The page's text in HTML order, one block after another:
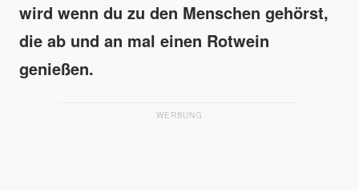
wird wenn du zu den Menschen gehörst,
die ab und an mal einen Rotwein
genießen.
WERBUNG